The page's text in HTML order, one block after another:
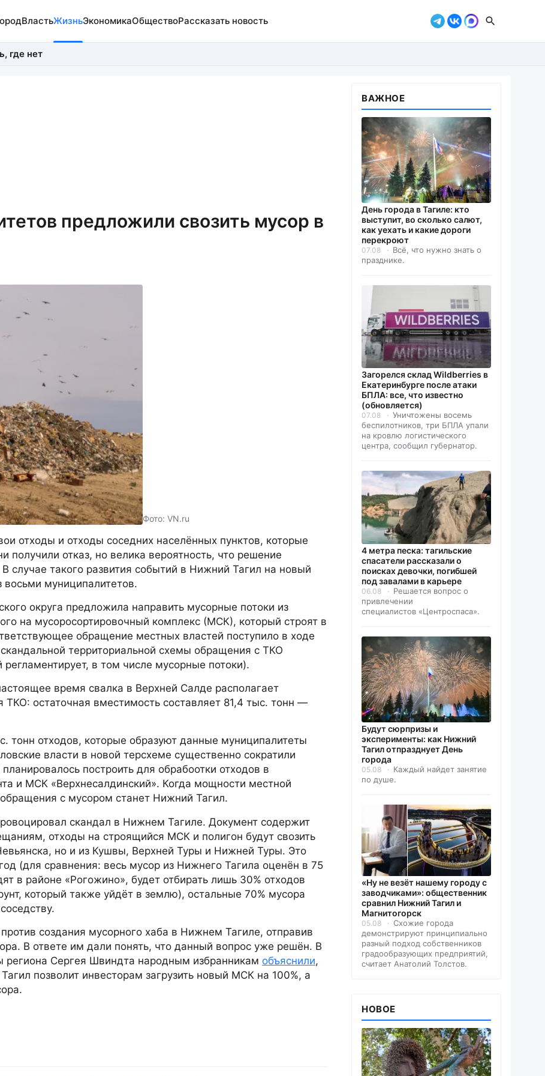
ВластьЖизньЭкономикаОбществоРассказать новость
где нет
предложили свозить мусор в
Фото: VN.ru
отходы и отходы соседних населённых пунктов, которые
отказ, но велика вероятность, что решение
случае такого развития событий в Нижний Тагил на новый
восьми муниципалитетов.
округа предложила направить мусорные потоки из
на мусоросортировочный комплекс (МСК), который строят в
обращение местных властей поступило в ходе
территориальной схемы обращения с ТКО
в том числе мусорные потоки).
время свалка в Верхней Салде располагает
остаточная вместимость составляет 81,4 тыс. тонн —
тонн отходов, которые образуют данные муниципалитеты
власти в новой терсхеме существенно сократили
построить для обрабоотки отходов в
и МСК «Верхнесалдинский». Когда мощности местной
с мусором станет Нижний Тагил.
скандал в Нижнем Тагиле. Документ содержит
отходы на строящийся МСК и полигон будут свозить
но и из Кушвы, Верхней Туры и Нижней Туры. Это
(для сравнения: весь мусор из Нижнего Тагила оценён в 75
в районе «Рогожино», будет отбирать лишь 30% отходов
который также уйдёт в землю), остальные 70% мусора
создания мусорного хаба в Нижнем Тагиле, отправив
В ответе им дали понять, что данный вопрос уже решён. В
региона Сергея Швиндта народным избранникам объяснили,
позволит инвесторам загрузить новый МСК на 100%, а
ВАЖНОЕ
День города в Тагиле: кто
выступит, во сколько салют,
как уехать и какие дороги
перекроют
07.08
Всё, что нужно знать о
празднике.
Загорелся склад Wildberries в
Екатеринбурге после атаки
БПЛА: все, что известно
(обновляется)
07.08
Уничтожены восемь
беспилотников, три БПЛА упали
на кровлю логистического
центра, сообщил губернатор.
4 метра песка: тагильские
спасатели рассказали о
поисках девочки, погибшей
под завалами в карьере
06.08
Решается вопрос о
привлечении
специалистов «Центроспаса».
Будут сюрпризы и
эксперименты: как Нижний
Тагил отпразднует День
города
05.08
Каждый найдет занятие
по душе.
«Ну не везёт нашему городу с
заводчиками»: общественник
сравнил Нижний Тагил и
Магнитогорск
05.08
Схожие города
демонстрируют принципиально
разный подход собственников
градообразующих предприятий,
считает Анатолий Толстов.
НОВОЕ